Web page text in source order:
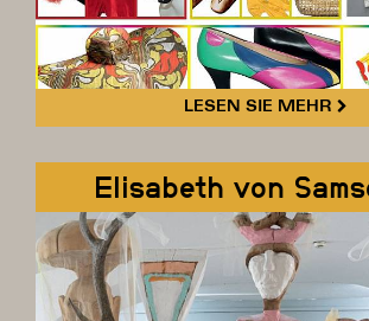
LESEN SIE MEHR
Elisabeth von